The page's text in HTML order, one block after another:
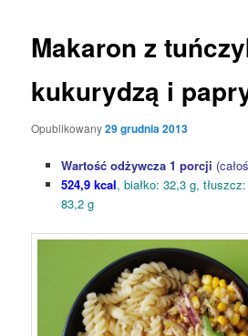
Makaron z
kukurydzą i
Opublikowany29 grudnia 2013
Wartość odżywcza 1 porcji
524,9 kcal, białko: 32,3 g,
83,2 g